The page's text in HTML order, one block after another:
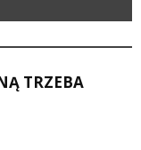
TRZEBA